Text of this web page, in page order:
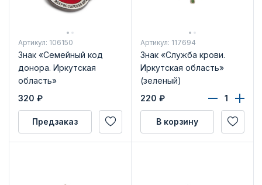
Артикул: 106150
Знак «Семейный код
донора. Иркутская
область»
320 ₽
Предзаказ
Артикул: 117694
Знак «Служба крови.
Иркутская область»
(зеленый)
220 ₽
В корзину